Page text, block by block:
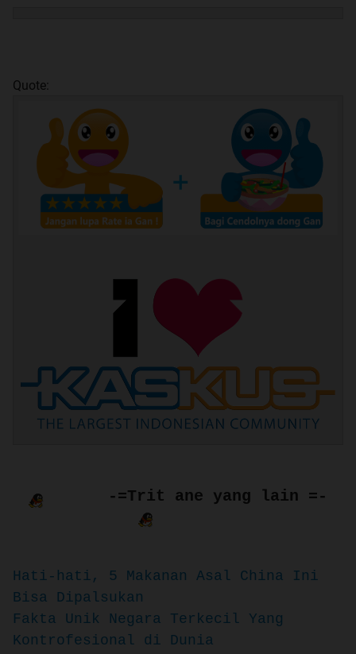
Quote:
-=Trit ane yang lain =-
Hati-hati, 5 Makanan Asal China Ini
Bisa Dipalsukan
Fakta Unik Negara Terkecil Yang
Kontrofesional di Dunia